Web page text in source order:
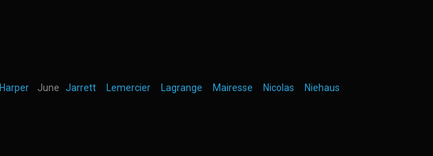
Harper June Jarrett Lemercier Lagrange Mairesse Nicolas
Niehaus